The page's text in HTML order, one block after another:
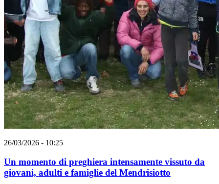
26/03/2026 - 10:25
Un momento di preghiera intensamente vissuto da
giovani, adulti e famiglie del Mendrisiotto